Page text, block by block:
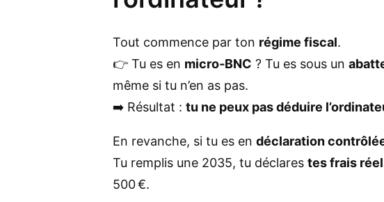
Tout commence par ton régime fiscal.
👉 Tu es en micro‑BNC ? Tu es sous un
même si tu n’en as pas.
➡️ Résultat : tu ne peux pas déduire
En revanche, si tu es en déclaration
Tu remplis une 2035, tu déclares tes frais
500 €.